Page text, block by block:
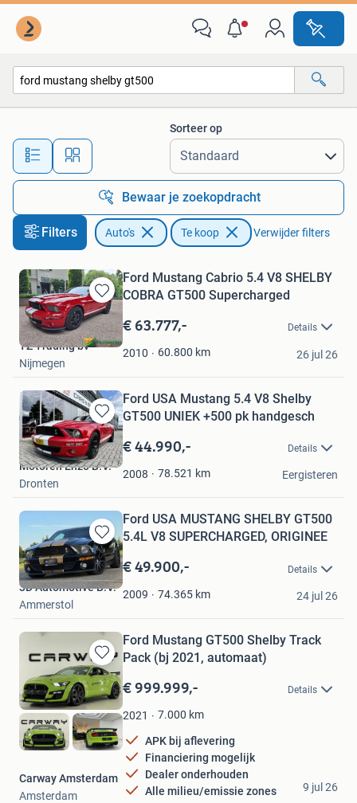
Alle afstanden…
Sorteer op
Bewaar je zoekopdracht
Filters Auto's Te koop Verwijder filters
Bewaren
in
Mijn
Favorieten
Ford Mustang Cabrio 5.4 V8 SHELBY
COBRA GT500 Supercharged
€ 63.777,- Details
2010 60.800 km
TZ Trading bv
Nijmegen
26 jul 26
Bewaren
in
Mijn
Favorieten
Ford USA Mustang 5.4 V8 Shelby
GT500 UNIEK +500 pk handgesch
€ 44.990,- Details
2008 78.521 km
Motoren Enzo B.V.
Dronten
Eergisteren
Bewaren
in
Mijn
Favorieten
Ford USA MUSTANG SHELBY GT500
5.4L V8 SUPERCHARGED, ORIGINEE
€ 49.900,- Details
2009 74.365 km
3D Automotive B.V.
Ammerstol
24 jul 26
Bewaren
in
Mijn
Favorieten
Ford Mustang GT500 Shelby Track
Pack (bj 2021, automaat)
€ 999.999,- Details
2021 7.000 km
APK bij aflevering
Financiering mogelijk
Dealer onderhouden
Alle milieu/emissie zones
Carway Amsterdam
Amsterdam
9 jul 26